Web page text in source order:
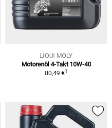
LIQUI MOLY
Motorenöl 4-Takt 10W-40
80,49 €1